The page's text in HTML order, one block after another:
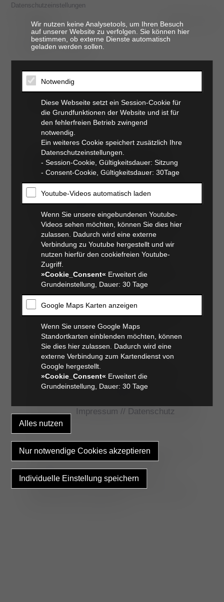
Datenschutzeinstellungen
Wir nutzen keine Analysetools, um Ihren Besuch
auf unserer Website zu verfolgen. Sie können hier
bestimmen, ob externe Dienste automatisch
geladen werden sollen.
Notwendig
Diese Webseite setzt ein Session-Cookie für
die Grundfunktionen der Website und ist für
den fehlerfreien Betrieb zwingend
notwendig.
Ein weiteres Cookie speichert zusätzlich Ihre
Datenschutzeinstellungen.
- Session-Cookie, Gültigkeitsdauer: Sitzung
- Consent-Cookie, Gültigkeitsdauer: 30Tage
Youtube-Videos automatisch laden
Wenn Sie unsere eingebundenen Youtube-
Videos sehen möchten, können Sie dies hier
zulassen. Dadurch wird eine externe
Verbindung zu Youtube hergestellt und wir
nutzen hierfür den cookiefreien Youtube-
Zugriff.
»Cookie_Consent« Erweitert die
Grundeinstellung, Dauer: 30 Tage
Google Maps Karten anzeigen
Wenn Sie unsere Google Maps
Standortkarten einblenden möchten, können
Sie dies hier zulassen. Dadurch wird eine
externe Verbindung zum Kartendienst von
Google hergestellt.
»Cookie_Consent« Erweitert die
Grundeinstellung, Dauer: 30 Tage
Impressum // Datenschutz
t. 06821 17 94 94
arthroskopie
Die Arthroskopie ist eine minimalinvasive
Operationsmethode, die vor allem bei
degenerativen Gelenkserkrankungen(zum
Beispiel Ellbogendysplasie)eingesetzt wird.
Degenerative Gelenkserkrankungen treten oft
bereits im jugendlichen Alter auf und führen zu
schweren Arthrosen und Knorpelschäden. Dies
hat häufig lebenslange Schmerzen zur Folge.
Daher sollten diese Erkrankungen möglichst
frühzeitig erkannt werden. Oft ist die
Arthroskopie eine zu den radiologischen
Verfahren wertvolle diagnostische Ergänzung.
Das Gelenk selbst wird durch die
diagnostische Arthroskopie fast nicht
beeinträchtigt. Der chirurgische Eingriff im
Gelenk kann ebenfalls arthroskopisch erfolgen.
Dabei werden nur kleine Einstiche
durchgeführt, die eine Operation mit Hilfe
feiner Instrumente erlauben.
Arthroskopisch operierte Patienten zeigen
deutlich geringere postoperative Schmerzen,
zudem kommt es - im Gegensatz zur
geringeren Schädigung des Knorpels, wodurch
die weitere Arthrosebildung erheblich reduziert
wird.
In vielen Fällen kann zudem eine sehr schnelle
postoperative Besserung der Lahmheit
beobachtet werden, da durch die starke
Spülung des Gelenks während des
arthroskopischen Eingriffs die Entzündung im